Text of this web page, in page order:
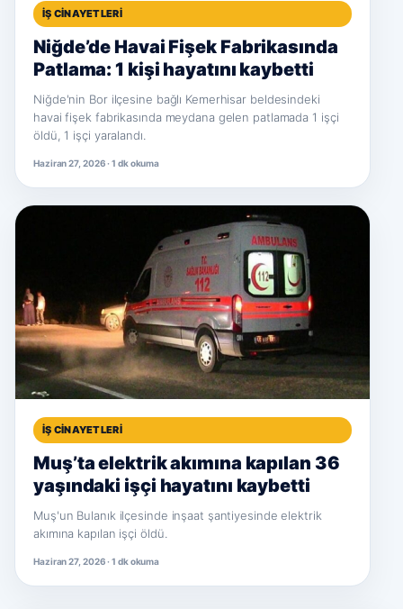
İŞ CINAYETLERI
Niğde’de Havai Fişek Fabrikasında
Patlama: 1 kişi hayatını kaybetti
Niğde'nin Bor ilçesine bağlı Kemerhisar beldesindeki
havai fişek fabrikasında meydana gelen patlamada 1 işçi
öldü, 1 işçi yaralandı.
Haziran 27, 2026 · 1 dk okuma
İŞ CINAYETLERI
Muş’ta elektrik akımına kapılan 36
yaşındaki işçi hayatını kaybetti
Muş'un Bulanık ilçesinde inşaat şantiyesinde elektrik
akımına kapılan işçi öldü.
Haziran 27, 2026 · 1 dk okuma